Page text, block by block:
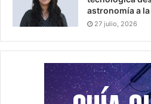
astronomía a
27 julio, 2026